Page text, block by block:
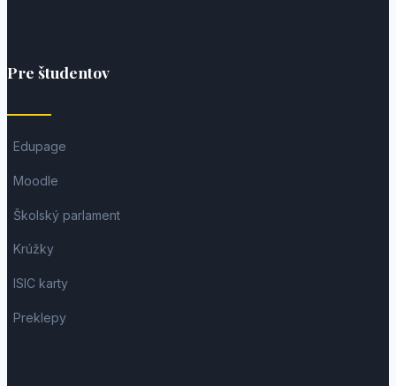
Pre študentov
Edupage
Moodle
Školský parlament
Krúžky
ISIC karty
Preklepy